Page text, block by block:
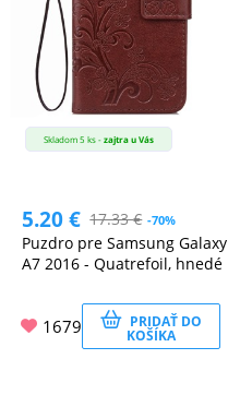
Skladom 5 ks -zajtra u Vás
5.20€ 17.33€ -70%
Puzdro pre Samsung Galaxy
A7 2016 - Quatrefoil, hnedé
1679 PRIDAŤ DO
KOŠÍKA